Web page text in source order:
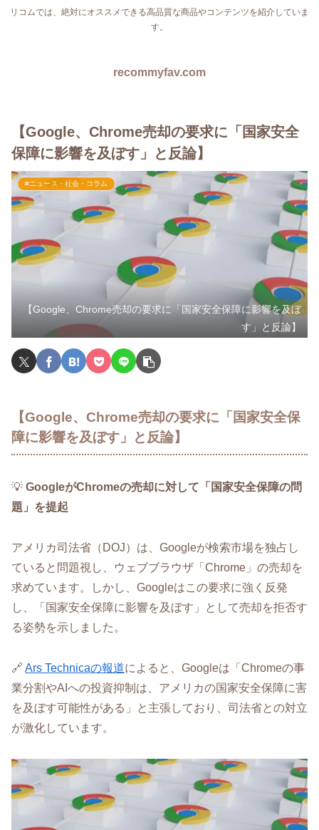
リコムでは、絶対にオススメできる高品質な商品やコンテンツを紹介していま
す。
recommyfav.com
【Google、Chrome売却の要求に「国家安全
保障に影響を及ぼす」と反論】
#ニュース・社会・コラム
【Google、Chrome売却の要求に「国家安全保障に影響を及ぼ
す」と反論】
【Google、Chrome売却の要求に「国家安全保
障に影響を及ぼす」と反論】
💡 GoogleがChromeの売却に対して「国家安全保障の問
題」を提起
アメリカ司法省（DOJ）は、Googleが検索市場を独占し
ていると問題視し、ウェブブラウザ「Chrome」の売却を
求めています。しかし、Googleはこの要求に強く反発
し、「国家安全保障に影響を及ぼす」として売却を拒否す
る姿勢を示しました。
🔗 Ars Technicaの報道によると、Googleは「Chromeの事
業分割やAIへの投資抑制は、アメリカの国家安全保障に害
を及ぼす可能性がある」と主張しており、司法省との対立
が激化しています。